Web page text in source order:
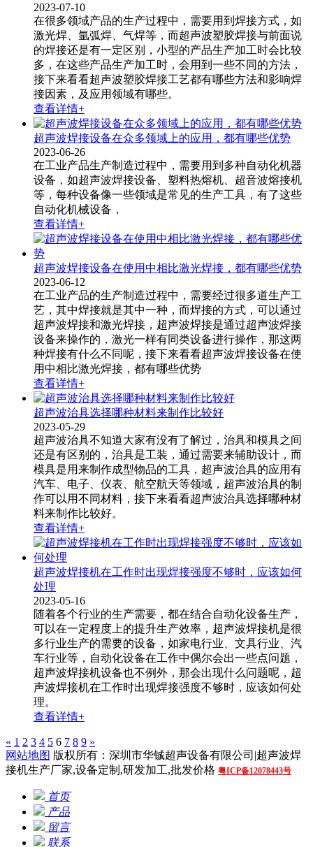
2023-07-10
在很多领域产品的生产过程中，需要用到焊接方式，如
激光焊、氩弧焊、气焊等，而超声波塑胶焊接​与前面说
的焊接还是有一定区别，小型的产品生产加工时会比较
多，在这些产品生产加工时，会用到一些不同的方法，
接下来看看超声波塑胶焊接工艺都有哪些方法和影响焊
接因素，及应用领域有哪些。
查看详情+
超声波焊接设备在众多领域上的应用，都有哪些优势
2023-06-26
在工业产品生产制造过程中，需要用到多种自动化机器
设备，如超声波焊接设备​、塑料热熔机、超音波熔接机
等，每种设备像一些领域是常见的生产工具，有了这些
自动化机械设备，
查看详情+
超声波焊接设备在使用中相比激光焊接，都有哪些优势
2023-06-12
在工业产品的生产制造过程中，需要经过很多道生产工
艺，其中焊接就是其中一种，而焊接的方式，可以通过
超声波焊接和激光焊接，超声波焊接是通过超声波焊接
设备​来操作的，激光一样有同类设备进行操作，那这两
种焊接有什么不同呢，接下来看看超声波焊接设备在使
用中相比激光焊接，都有哪些优势
查看详情+
超声波治具选择哪种材料来制作比较好
2023-05-29
超声波治具​不知道大家有没有了解过，治具和模具之间
还是有区别的，治具是工装，通过需要来辅助设计，而
模具是用来制作成型物品的工具，超声波治具的应用有
汽车、电子、仪表、航空航天等领域，超声波治具的制
作可以用不同材料，接下来看看超声波治具选择哪种材
料来制作比较好。
查看详情+
超声波焊接机在工作时出现焊接强度不够时，应该如何
处理
2023-05-16
随着各个行业的生产需要，都在结合自动化设备生产，
可以在一定程度上的提升生产效率，超声波焊接机是很
多行业生产的需要的设备，如家电行业、文具行业、汽
车行业等，自动化设备在工作中偶尔会出一些点问题，
超声波焊接机设备也不例外，那会出现什么问题呢，超
声波焊接机在工作时出现焊接强度不够时，应该如何处
理。
查看详情+
« 1 2 3 4 5 6 7 8 9 »
网站地图 版权所有：深圳市华铖超声设备有限公司|超声波焊
接机生产厂家,设备定制,研发加工,批发价格 粤ICP备12078443号
首页
产品
留言
联系